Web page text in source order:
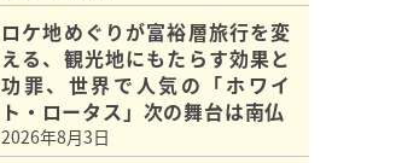
ロケ地めぐりが富裕層旅行を変
える、観光地にもたらす効果と
功罪、世界で人気の「ホワイ
ト・ロータス」次の舞台は南仏
2026年8月3日